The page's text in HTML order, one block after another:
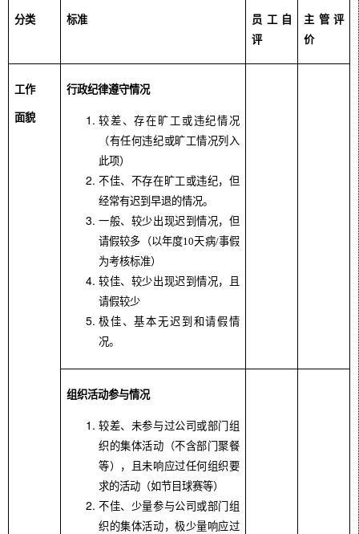
分类 标准
员工自
评
主管评
价
工作
面貌
行政纪律遵守情况
较差、存在旷工或违纪情况
（有任何违纪或旷工情况列入
此项）
不佳、不存在旷工或违纪，但
经常有迟到早退的情况。
一般、较少出现迟到情况，但
请假较多（以年度10天病/事假
为考核标准）
较佳、较少出现迟到情况，且
请假较少
极佳、基本无迟到和请假情
况。
组织活动参与情况
较差、未参与过公司或部门组
织的集体活动（不含部门聚餐
等），且未响应过任何组织要
求的活动（如节目球赛等）
不佳、少量参与公司或部门组
织的集体活动，极少量响应过